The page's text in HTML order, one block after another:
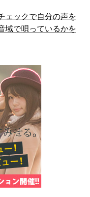
ェックで自分の声を
域で唄っているかを